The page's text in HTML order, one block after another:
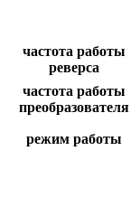
частота работы
реверса
частота работы
преобразователя
режим работы